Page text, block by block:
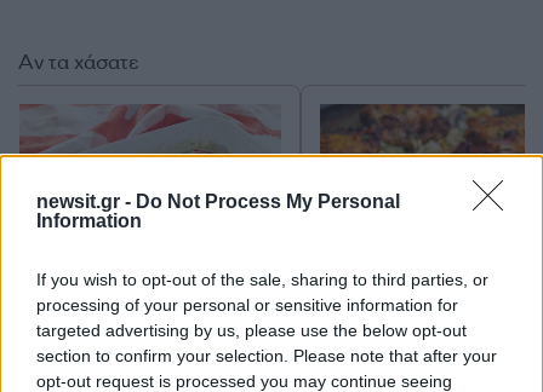
newsit.gr - Do Not Process My Personal
Information
If you wish to opt-out of the sale, sharing to third parties, or
processing of your personal or sensitive information for
targeted advertising by us, please use the below opt-out
section to confirm your selection. Please note that after your
opt-out request is processed you may continue seeing
Αν τα χάσατε
Ψητά μπουτάκια
κοτόπουλου γλασαρισμένα
με σάλτσα δαμάσκηνου
Κοτόπουλο με ρύζι
φούρνο σε ένα